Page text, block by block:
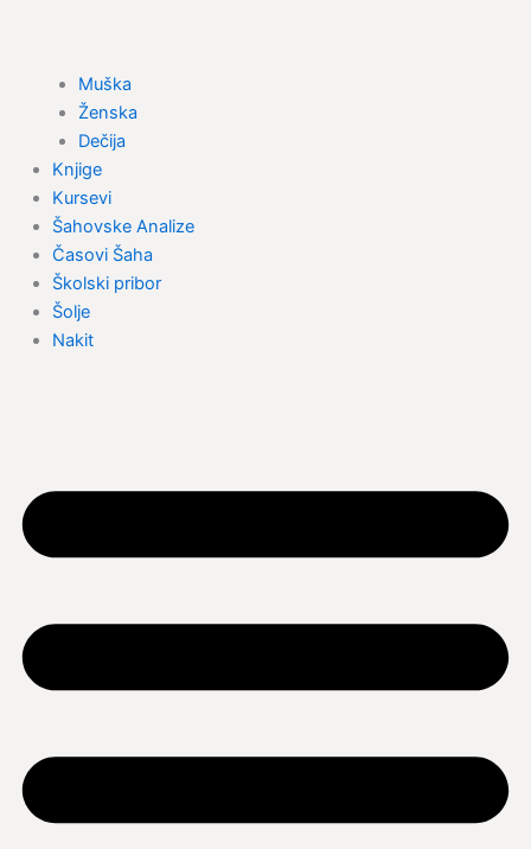
Muška
Ženska
Dečija
Knjige
Kursevi
Šahovske Analize
Časovi Šaha
Školski pribor
Šolje
Nakit